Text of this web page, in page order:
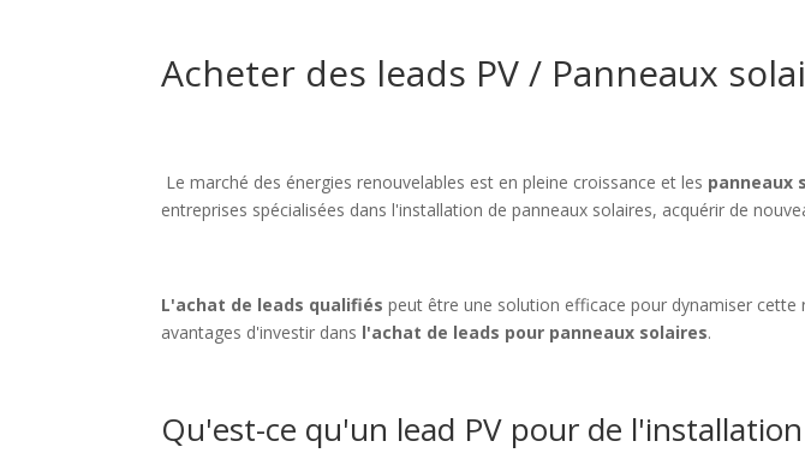
Acheter des leads PV / Panneaux
Le marché des énergies renouvelables est en pleine croissance et les panneaux
entreprises spécialisées dans l'installation de panneaux solaires, acquérir de
L'achat de leads qualifiéspeut être une solution efficace pour dynamiser cette
avantages d'investir dans l'achat de leads pour panneaux solaires.
Qu'est-ce qu'un lead PV pour de